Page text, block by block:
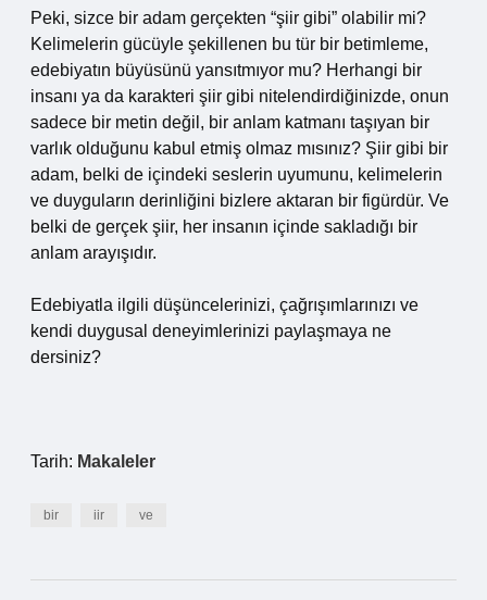
Peki, sizce bir adam gerçekten “şiir gibi” olabilir mi?
Kelimelerin gücüyle şekillenen bu tür bir betimleme,
edebiyatın büyüsünü yansıtmıyor mu? Herhangi bir
insanı ya da karakteri şiir gibi nitelendirdiğinizde, onun
sadece bir metin değil, bir anlam katmanı taşıyan bir
varlık olduğunu kabul etmiş olmaz mısınız? Şiir gibi bir
adam, belki de içindeki seslerin uyumunu, kelimelerin
ve duyguların derinliğini bizlere aktaran bir figürdür. Ve
belki de gerçek şiir, her insanın içinde sakladığı bir
anlam arayışıdır.
Edebiyatla ilgili düşüncelerinizi, çağrışımlarınızı ve
kendi duygusal deneyimlerinizi paylaşmaya ne
dersiniz?
Tarih: Makaleler
bir iir ve